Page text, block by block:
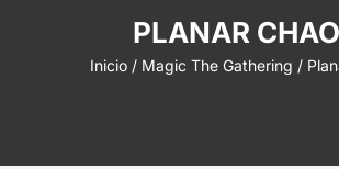
PLANAR
Inicio/ Magic The Gathering /